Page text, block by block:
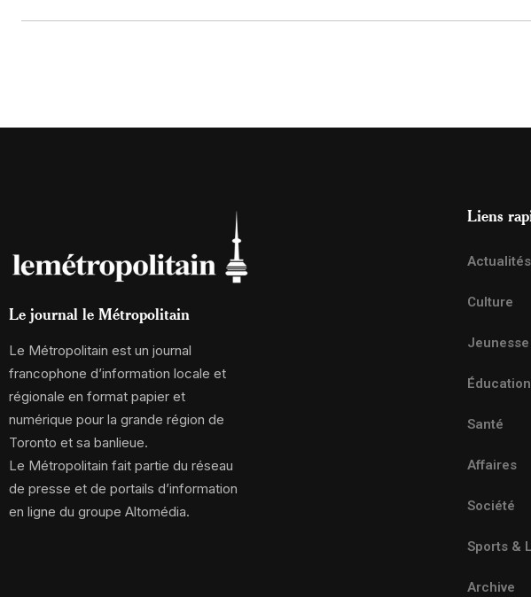
Le journal le Métropolitain
Le Métropolitain est un journal
francophone d’information locale et
régionale en format papier et
numérique pour la grande région de
Toronto et sa banlieue.
Le Métropolitain fait partie du réseau
de presse et de portails d’information
en ligne du groupe Altomédia.
Liens
Actualités
Culture
Jeunesse
Éducation
Santé
Affaires
Société
Sports &
Archive